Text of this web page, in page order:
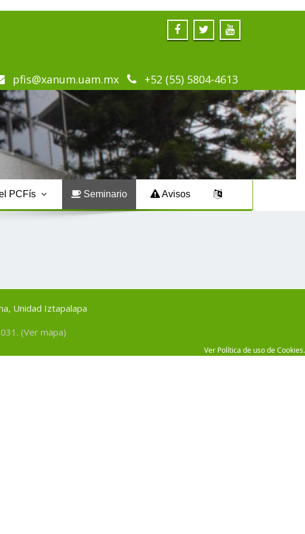
pfis@xanum.uam.mx +52 (55) 5804-4613
PCFís Seminario Avisos
Unidad Iztapalapa
(Ver mapa)
Ver Política de uso de Cookies.